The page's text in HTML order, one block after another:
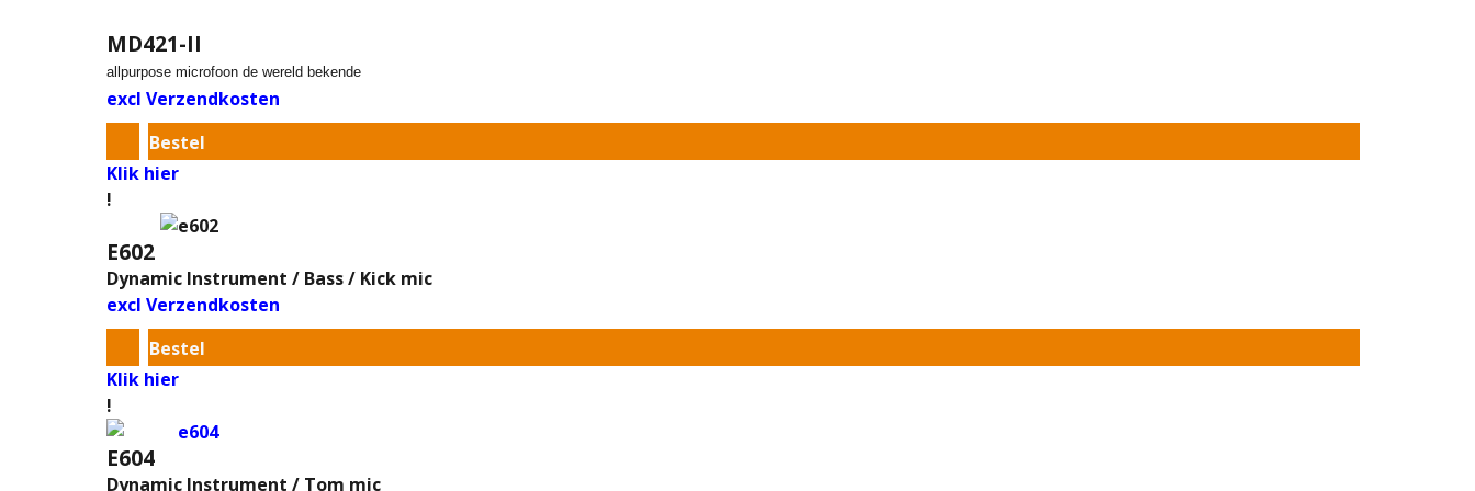
MD421-II
allpurpose microfoon de wereld bekende
excl Verzendkosten
Bestel
Klik hier
!
E602
Dynamic Instrument / Bass / Kick mic
excl Verzendkosten
Bestel
Klik hier
!
E604
Dynamic Instrument / Tom mic